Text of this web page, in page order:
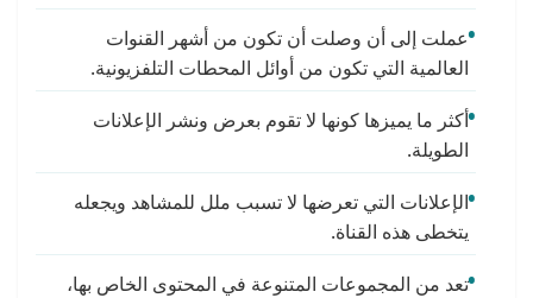
عملت إلى أن وصلت أن تكون من أشهر القنوات
العالمية التي تكون من أوائل المحطات التلفزيونية.
أكثر ما يميزها كونها لا تقوم بعرض ونشر الإعلانات
الطويلة.
الإعلانات التي تعرضها لا تسبب ملل للمشاهد ويجعله
يتخطى هذه القناة.
تعد من المجموعات المتنوعة في المحتوى الخاص بها،